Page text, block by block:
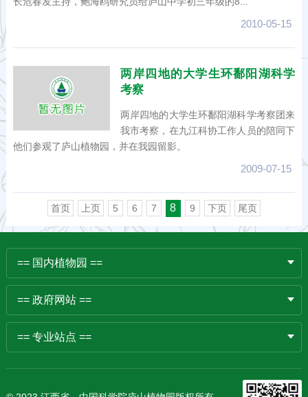
2010-05-15
两岸四地的大学生环鄱阳湖科学
考察
两岸四地的大学生环鄱阳湖科学考察团来
我市考察，在九江科协工作人员的陪同下
他们参观了庐山植物园，并在我园留影。
2009-07-15
首页 上页 5 6 7 8 9 下页 尾页
== 国内植物园 ==
== 政府网站 ==
== 专业站点 ==